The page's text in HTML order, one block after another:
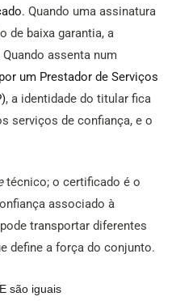
. Quando uma assinatura
de baixa garantia, a
assenta num
um Prestador de Serviços
, a identidade do titular fica
serviços de confiança, e o
técnico; o certificado é o
associado à
transportar diferentes
define a força do conjunto.
são iguais